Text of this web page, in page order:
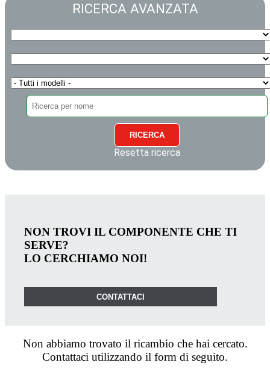
RICERCA AVANZATA
RICERCA
Resetta ricerca
NON TROVI IL COMPONENTE CHE TI
SERVE?
LO CERCHIAMO NOI!
CONTATTACI
Non abbiamo trovato il ricambio che hai cercato.
Contattaci utilizzando il form di seguito.